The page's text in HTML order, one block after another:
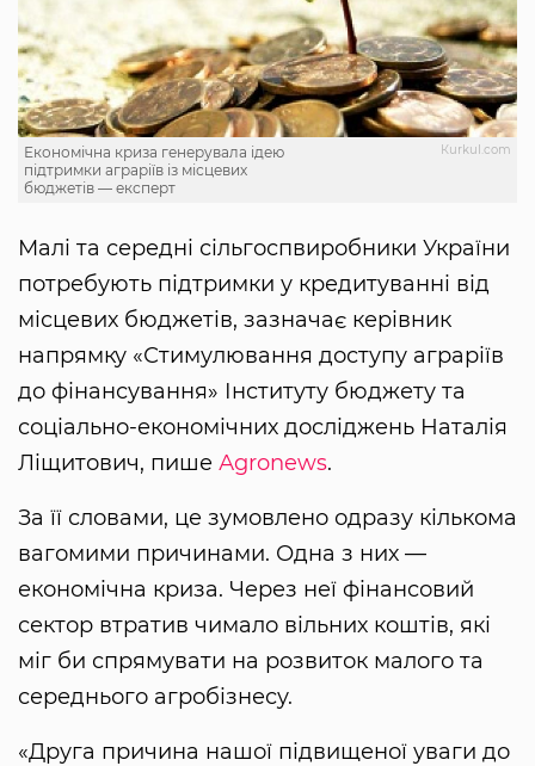
Кurkul.com
Економічна криза генерувала ідею
підтримки аграріїв із місцевих
бюджетів — експерт
Малі та середні сільгоспвиробники України
потребують підтримки у кредитуванні від
місцевих бюджетів, зазначає керівник
напрямку «Стимулювання доступу аграріїв
до фінансування» Інституту бюджету та
соціально-економічних досліджень Наталія
Ліщитович, пише Аgronews.
За її словами, це зумовлено одразу кількома
вагомими причинами. Одна з них —
економічна криза. Через неї фінансовий
сектор втратив чимало вільних коштів, які
міг би спрямувати на розвиток малого та
середнього агробізнесу.
«Друга причина нашої підвищеної уваги до